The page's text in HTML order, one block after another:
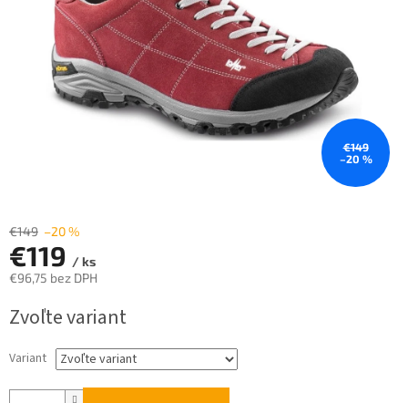
€149
–20 %
€149 –20 %
€119 / ks
€96,75 bez DPH
cena:
Zvoľte variant
Variant